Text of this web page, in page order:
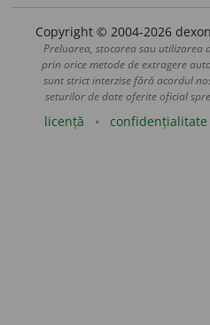
Copyright © 2004-2026
Preluarea, stocarea sau utilizarea
prin orice metode de extragere
sunt strict interzise fără acordul
seturilor de date oferite oficial
licență confidențialitate